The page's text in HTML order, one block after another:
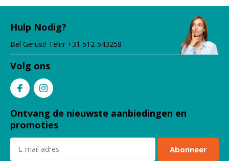
Hulp Nodig?
Bel Gerust! Telnr +31 512-543258
Volg ons
Ontvang de nieuwste aanbiedingen en
promoties
Abonneer